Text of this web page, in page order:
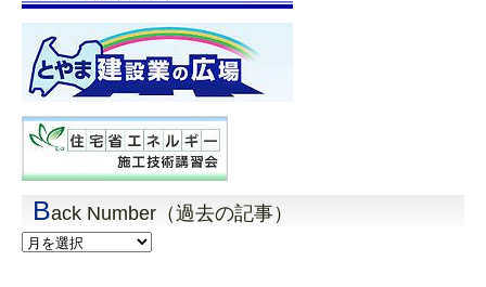
Back Number（過去の記事）
Back
Number（過